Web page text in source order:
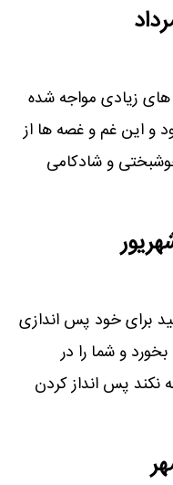
های زیادی مواجه شده
و این غم و غصه ها از
و شادکامی
برای خود پس اندازی
بخورد و شما را در
نکند پس انداز کردن